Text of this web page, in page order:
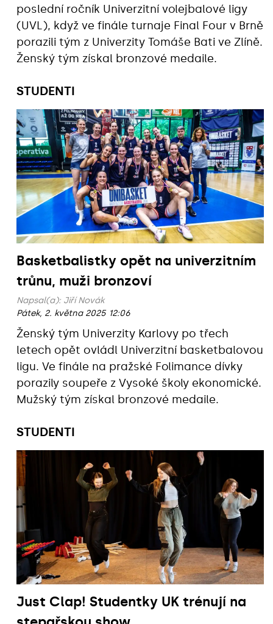
poslední ročník Univerzitní volejbalové ligy
(UVL), když ve finále turnaje Final Four v Brně
porazili tým z Univerzity Tomáše Bati ve Zlíně.
Ženský tým získal bronzové medaile.
STUDENTI
Basketbalistky opět na univerzitním
trůnu, muži bronzoví
Napsal(a): Jiří Novák
Pátek, 2. května 2025 12:06
Ženský tým Univerzity Karlovy po třech
letech opět ovládl Univerzitní basketbalovou
ligu. Ve finále na pražské Folimance dívky
porazily soupeře z Vysoké školy ekonomické.
Mužský tým získal bronzové medaile.
STUDENTI
Just Clap! Studentky UK trénují na